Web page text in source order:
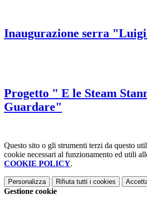
Inaugurazione serra
Progetto " E le Steam
Guardare"
Questo sito o gli strumenti terzi da questo
cookie necessari al funzionamento ed utili
COOKIE POLICY.
Personalizza Rifiuta tutti i cookies
Gestione cookie